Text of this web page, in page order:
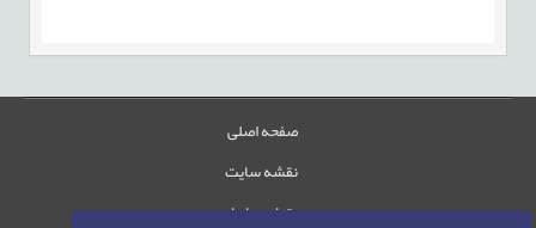
صفحه اصلی
نقشه سایت
تماس با ما